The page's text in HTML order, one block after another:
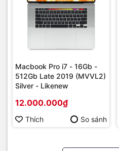
Macbook Pro i7 - 16Gb -
512Gb Late 2019 (MVVL2)
Silver - Likenew
12.000.000₫
Thích So sánh